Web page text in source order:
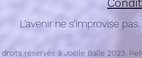
L'avenir ne s'improvise
droits réservés à Joëlle Balle 2023.